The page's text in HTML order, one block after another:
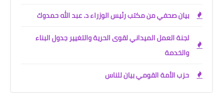
بيان صحفي من مكتب رئيس الوزراء د. عبد الله حمدوك
لجنة العمل الميداني لقوى الحرية والتغيير جدول البناء
والخدمة
حزب الأمة القومي بيان للناس